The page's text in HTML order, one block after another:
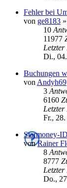
Fehler bei
von ge8183 »
10
11977
Di.,
Buchungen
von Andyh69
3
6160
Fr.,
Starmoney-
vonRainer
8
8777
Do.,